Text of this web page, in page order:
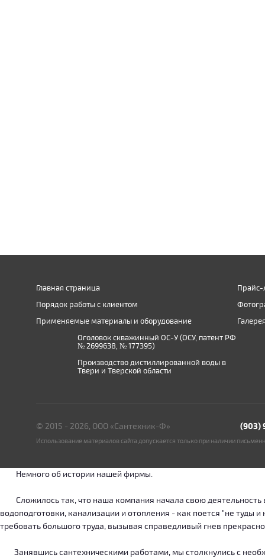
Главная страница
Порядок работы с клиентом
Применяемые материалы и оборудование
Прайс-
Оголовок скважинный ОС-У (ОСУ, патент РФ
№ 2699638, № 177395)
Производство дистиллированной воды в
Твери и Тверской области
© 2015 - 2026, ООО «Сантехник-Ф» (903)
Использование материалов сайта допускается только при наличии
Немного об истории нашей фирмы.
Сложилось так, что наша компания начала свою деятельность
водоподготовки, канализации и отопления - как поется "не
требовать большого труда, вызывая справедливый гнев
Занявшись сантехническими работами, мы столкнулись с